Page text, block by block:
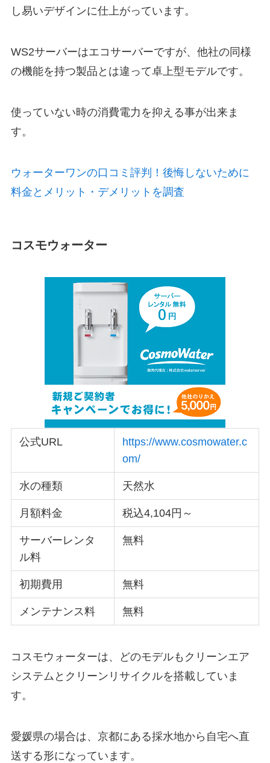
し易いデザインに仕上がっています。
WS2サーバーはエコサーバーですが、他社の同様
の機能を持つ製品とは違って卓上型モデルです。
使っていない時の消費電力を抑える事が出来ま
す。
ウォーターワンの口コミ評判！後悔しないために
料金とメリット・デメリットを調査
コスモウォーター
公式URL
https://www.cosmowater.c
om/
水の種類 天然水
月額料金 税込4,104円～
サーバーレンタ
ル料
無料
初期費用 無料
メンテナンス料 無料
コスモウォーターは、どのモデルもクリーンエア
システムとクリーンリサイクルを搭載していま
す。
愛媛県の場合は、京都にある採水地から自宅へ直
送する形になっています。